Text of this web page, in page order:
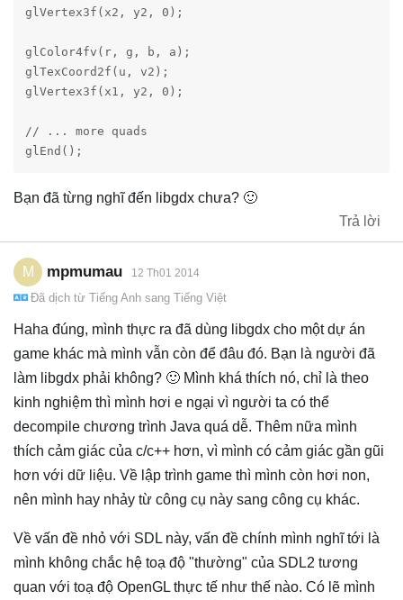
glVertex3f(x2, y2, 0);
glColor4fv(r, g, b, a);
glTexCoord2f(u, v2);
glVertex3f(x1, y2, 0);
// ... more quads
Bạn đã từng nghĩ đến libgdx chưa? 🙂
Trả lời
M mpmumau 12 Th01 2014
Đã dịch từ Tiếng Anh sang Tiếng Việt
Haha đúng, mình thực ra đã dùng libgdx cho một dự án
game khác mà mình vẫn còn để đâu đó. Bạn là người đã
làm libgdx phải không? 🙂 Mình khá thích nó, chỉ là theo
kinh nghiệm thì mình hơi e ngại vì người ta có thể
decompile chương trình Java quá dễ. Thêm nữa mình
thích cảm giác của c/c++ hơn, vì mình có cảm giác gần gũi
hơn với dữ liệu. Về lập trình game thì mình còn hơi non,
nên mình hay nhảy từ công cụ này sang công cụ khác.
Về vấn đề nhỏ với SDL này, vấn đề chính mình nghĩ tới là
mình không chắc hệ toạ độ "thường" của SDL2 tương
quan với toạ độ OpenGL thực tế như thế nào. Có lẽ mình